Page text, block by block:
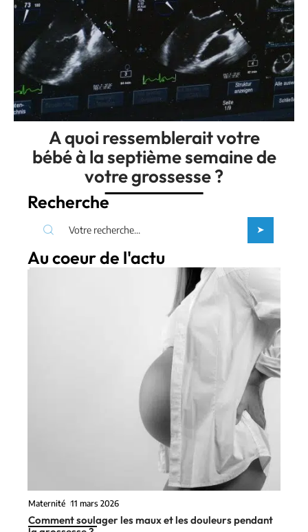
A quoi ressemblerait votre
bébé à la septième semaine de
votre grossesse ?
Recherche
Au coeur de l'actu
Maternité 11 mars 2026
Comment soulager les maux et les douleurs pendant